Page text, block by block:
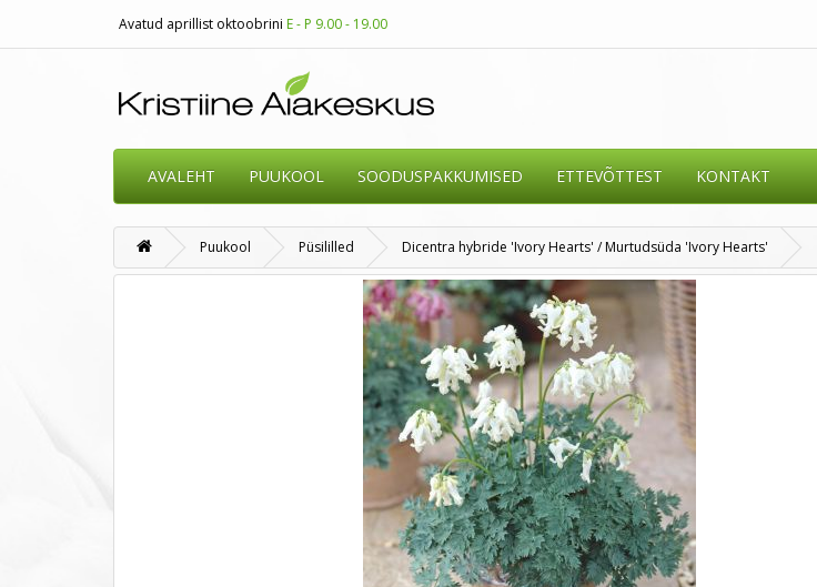
Avatud aprillist oktoobrini E - P 9.00 - 19.00
AVALEHT PUUKOOL SOODUSPAKKUMISED ETTEVÕTTEST KONTAKT
Puukool Püsililled Dicentra hybride 'Ivory Hearts' / Murtudsüda 'Ivory Hearts'